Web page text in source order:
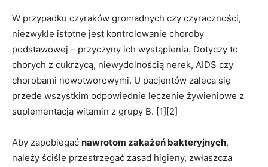
W przypadku czyraków gromadnych czy czyraczności,
niezwykle istotne jest kontrolowanie choroby
podstawowej – przyczyny ich wystąpienia. Dotyczy to
chorych z cukrzycą, niewydolnością nerek, AIDS czy
chorobami nowotworowymi. U pacjentów zaleca się
przede wszystkim odpowiednie leczenie żywieniowe z
suplementacją witamin z grupy B. [1][2]
Aby zapobiegać nawrotom zakażeń bakteryjnych,
należy ściśle przestrzegać zasad higieny, zwłaszcza